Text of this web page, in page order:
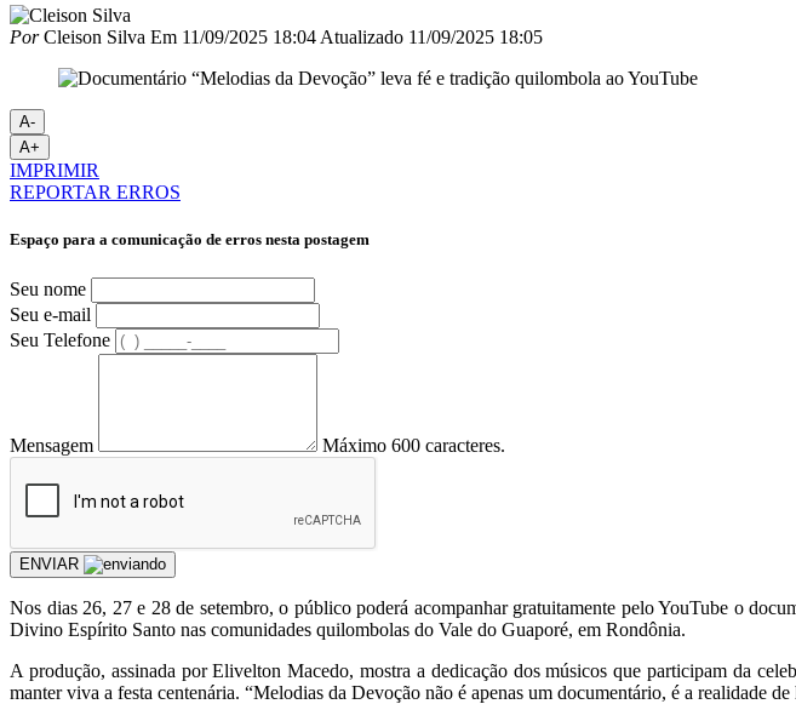
PorCleison Silva Em 11/09/2025 18:04 Atualizado 11/09/2025 18:05
A-
A+
IMPRIMIR
REPORTAR ERROS
Espaço para a comunicação de erros nesta postagem
Seu nome
Seu e-mail
Seu Telefone
Mensagem Máximo 600 caracteres.
ENVIAR
Nos dias 26, 27 e 28 de setembro, o público poderá acompanhar gratuitamente pelo YouTube o
Divino Espírito Santo nas comunidades quilombolas do Vale do Guaporé, em Rondônia.
A produção, assinada por Elivelton Macedo, mostra a dedicação dos músicos que participam da
manter viva a festa centenária. “Melodias da Devoção não é apenas um documentário, é a realidade